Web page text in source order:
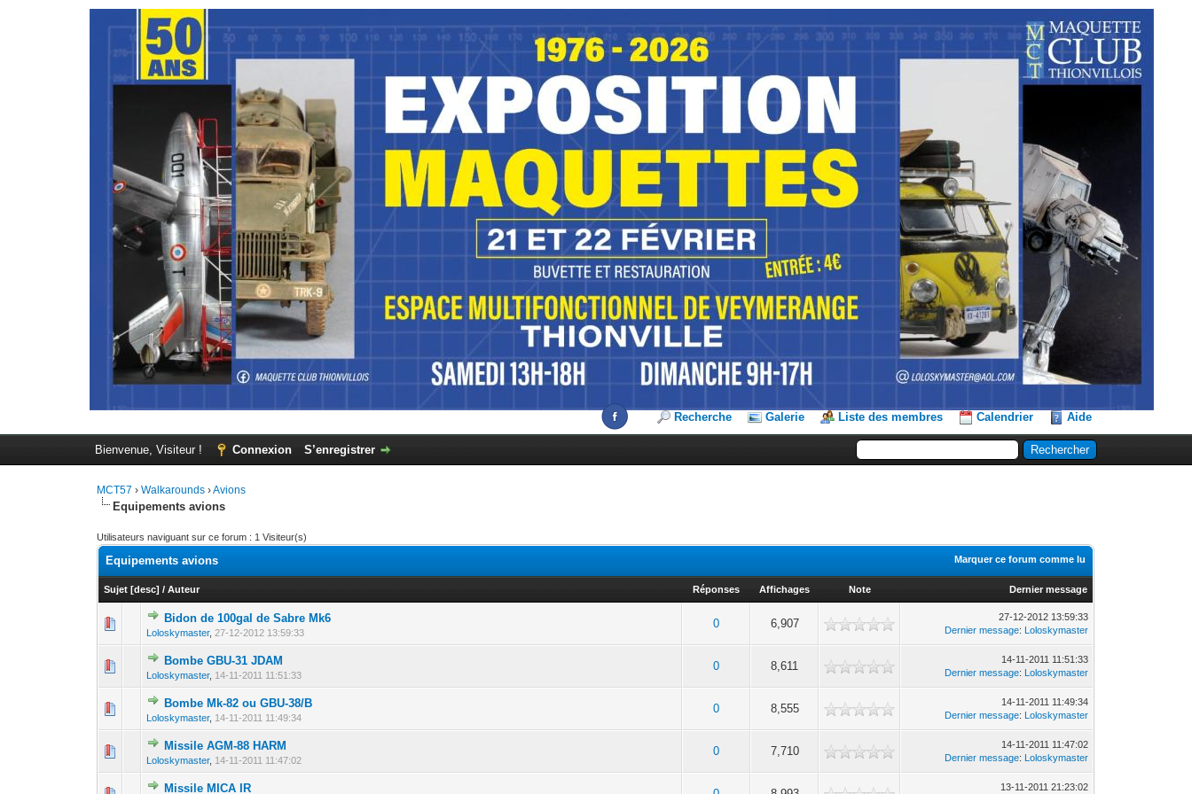
Recherche Galerie Liste des membres Calendrier Aide
Bienvenue, Visiteur ! Connexion S’enregistrer
MCT57 ›Walkarounds ›Avions
Equipements avions
Utilisateurs naviguant sur ce forum : 1 Visiteur(s)
Marquer ce forum comme lu
Equipements avions
Sujet [desc] /Auteur Réponses Affichages Note Dernier message
Bidon de 100gal de Sabre Mk6
Loloskymaster,27-12-2012 13:59:33
0 6,907
0 Votes - 0 sur 5 en moyenne
27-12-2012 13:59:33
Dernier message: Loloskymaster
Bombe GBU-31 JDAM
Loloskymaster, 14-11-2011 11:51:33
0 8,611
14-11-2011 11:51:33
Dernier message: Loloskymaster
Bombe Mk-82 ou GBU-38/B
Loloskymaster, 14-11-2011 11:49:34
0 8,555
0 Votes - 0 sur 5 en moyenne
14-11-2011 11:49:34
Dernier message: Loloskymaster
Missile AGM-88 HARM
Loloskymaster, 14-11-2011 11:47:02
0 7,710
14-11-2011 11:47:02
Dernier message: Loloskymaster
Missile MICA IR
13-11-2011 21:23:02